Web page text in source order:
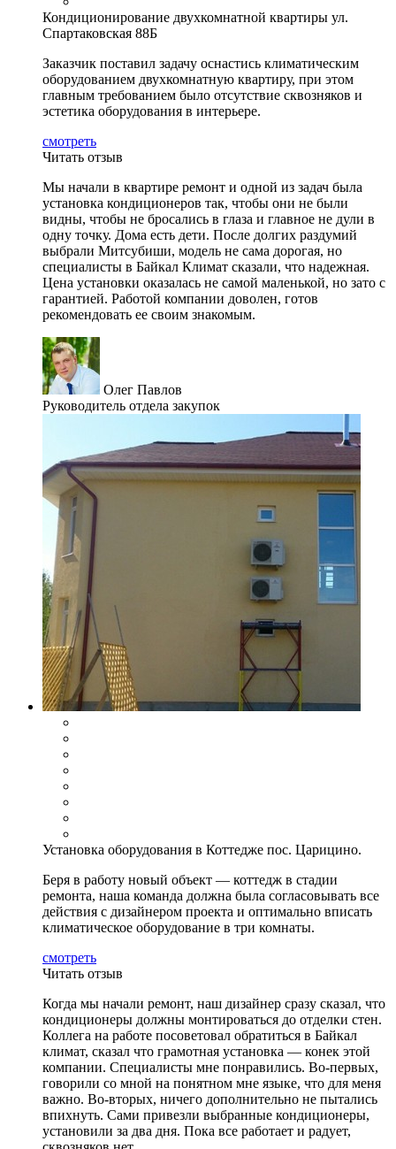
Кондиционирование двухкомнатной квартиры ул.
Спартаковская 88Б
Заказчик поставил задачу оснастись климатическим
оборудованием двухкомнатную квартиру, при этом
главным требованием было отсутствие сквозняков и
эстетика оборудования в интерьере.
смотреть
Читать отзыв
Мы начали в квартире ремонт и одной из задач была
установка кондиционеров так, чтобы они не были
видны, чтобы не бросались в глаза и главное не дули в
одну точку. Дома есть дети. После долгих раздумий
выбрали Митсубиши, модель не сама дорогая, но
специалисты в Байкал Климат сказали, что надежная.
Цена установки оказалась не самой маленькой, но зато с
гарантией. Работой компании доволен, готов
рекомендовать ее своим знакомым.
Олег Павлов
Руководитель отдела закупок
Установка оборудования в Коттедже пос. Царицино.
Беря в работу новый объект — коттедж в стадии
ремонта, наша команда должна была согласовывать все
действия с дизайнером проекта и оптимально вписать
климатическое оборудование в три комнаты.
смотреть
Читать отзыв
Когда мы начали ремонт, наш дизайнер сразу сказал, что
кондиционеры должны монтироваться до отделки стен.
Коллега на работе посоветовал обратиться в Байкал
климат, сказал что грамотная установка — конек этой
компании. Специалисты мне понравились. Во-первых,
говорили со мной на понятном мне языке, что для меня
важно. Во-вторых, ничего дополнительно не пытались
впихнуть. Сами привезли выбранные кондиционеры,
установили за два дня. Пока все работает и радует,